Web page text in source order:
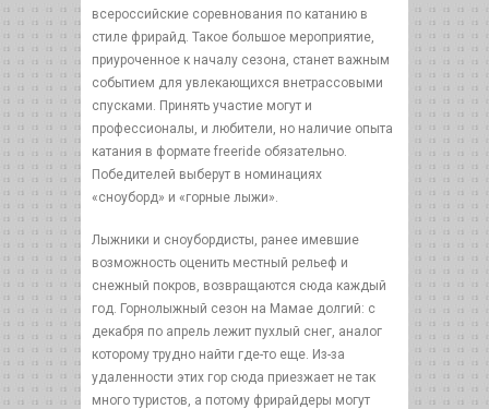
всероссийские соревнования по катанию в
стиле фрирайд. Такое большое мероприятие,
приуроченное к началу сезона, станет важным
событием для увлекающихся внетрассовыми
спусками. Принять участие могут и
профессионалы, и любители, но наличие опыта
катания в формате freeride обязательно.
Победителей выберут в номинациях
«сноуборд» и «горные лыжи».
Лыжники и сноубордисты, ранее имевшие
возможность оценить местный рельеф и
снежный покров, возвращаются сюда каждый
год. Горнолыжный сезон на Мамае долгий: с
декабря по апрель лежит пухлый снег, аналог
которому трудно найти где-то еще. Из-за
удаленности этих гор сюда приезжает не так
много туристов, а потому фрирайдеры могут